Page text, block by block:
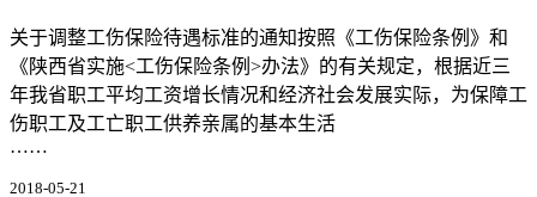
关于调整工伤保险待遇标准的通知按照《工伤保险条例》和
《陕西省实施<工伤保险条例>办法》的有关规定，根据近三
年我省职工平均工资增长情况和经济社会发展实际，为保障工
伤职工及工亡职工供养亲属的基本生活
……
2018-05-21